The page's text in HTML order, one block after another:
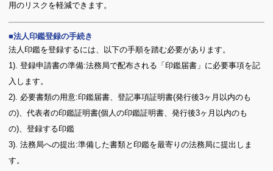
用のリスクを軽減できます。
法人印鑑登録の手続き
法人印鑑を登録するには、以下の手順を踏む必要があります。
1). 登録申請書の準備:法務局で配布される「印鑑届書」に必要事項を記
入します。
2). 必要書類の用意:印鑑届書、登記事項証明書(発行後3ヶ月以内のも
の)、代表者の印鑑証明書(個人の印鑑証明書、発行後3ヶ月以内のも
の)、登録する印鑑
3). 法務局への提出:準備した書類と印鑑を最寄りの法務局に提出しま
す。